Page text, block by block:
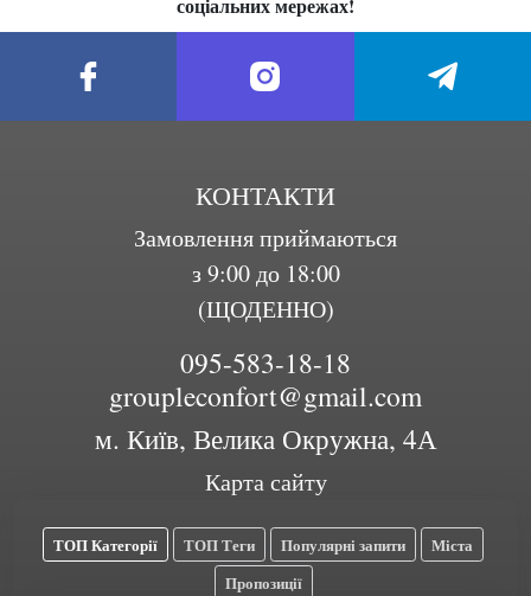
КОНТАКТИ
Замовлення приймаються
з 9:00 до 18:00
(ЩОДЕННО)
095-583-18-18
groupleconfort@gmail.com
м. Київ, Велика Окружна, 4А
Карта сайту
ТОП Категорії ТОП Теги Популярні запити
Міста
Пропозиції